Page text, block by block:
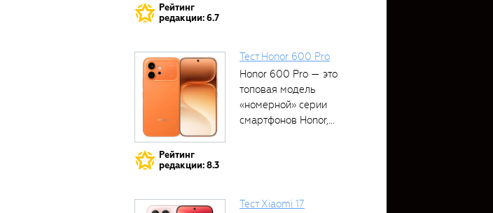
Рейтинг
редакции: 6.7
Рейтинг
редакции: 8.3
Тест Honor 600 Pro
Honor 600 Pro — это
топовая модель
«номерной» серии
смартфонов Honor,...
Тест Xiaomi 17